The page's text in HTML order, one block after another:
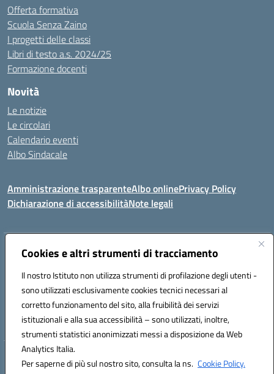
Cookies e altri strumenti di tracciamento
Il nostro Istituto non utilizza strumenti di profilazione degli utenti -
sono utilizzati esclusivamente cookies tecnici necessari al
corretto funzionamento del sito, alla fruibilità dei servizi
istituzionali e alla sua accessibilità – sono utilizzati, inoltre,
strumenti statistici anonimizzati messi a disposizione da Web
Analytics Italia.
Per saperne di più sul nostro sito, consulta la ns. Cookie Policy.
Offerta formativa
Scuola Senza Zaino
I progetti delle classi
Libri di testo a.s. 2024/25
Formazione docenti
Novità
Le notizie
Le circolari
Calendario eventi
Albo Sindacale
Amministrazione trasparenteAlbo onlinePrivacy Policy
Dichiarazione di accessibilitàNote legali
Indirizzo:Via Felice Cavallotti, 15 -84020 - Oliveto Citra
Posta elettronica certificata (PEC):saic81300d@pec.istruzione.it
Codice fiscale: 82005110653
Codice meccanografico: SAIC81300D
Hosting & Powered by 3D Solution S.r.l.